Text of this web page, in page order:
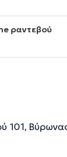
ραντεβού
101,